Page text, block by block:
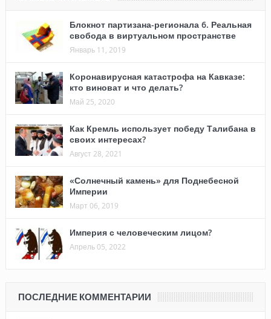
Блокнот партизана-регионала 6. Реальная
свобода в виртуальном пространстве
Январь 11, 2019
Коронавирусная катастрофа на Кавказе:
кто виноват и что делать?
Май 25, 2020
Как Кремль использует победу Талибана в
своих интересах?
Август 28, 2021
«Солнечный камень» для Поднебесной
Империи
Март 06, 2019
Империя с человеческим лицом?
Апрель 05, 2022
ПОСЛЕДНИЕ КОММЕНТАРИИ